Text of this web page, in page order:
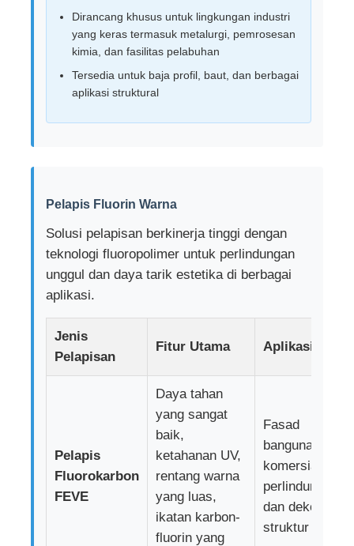
Dirancang khusus untuk lingkungan industri
yang keras termasuk metalurgi, pemrosesan
kimia, dan fasilitas pelabuhan
Tersedia untuk baja profil, baut, dan berbagai
aplikasi struktural
Pelapis Fluorin Warna
Solusi pelapisan berkinerja tinggi dengan
teknologi fluoropolimer untuk perlindungan
unggul dan daya tarik estetika di berbagai
aplikasi.
Jenis
Pelapisan
Fitur Utama Aplikasi
Pelapis
Fluorokarbon
FEVE
Daya tahan
yang sangat
baik,
ketahanan UV,
rentang warna
yang luas,
ikatan karbon-
fluorin yang
Fasad
bangunan
komersial,
perlindungan
dan dekorasi
struktur baja